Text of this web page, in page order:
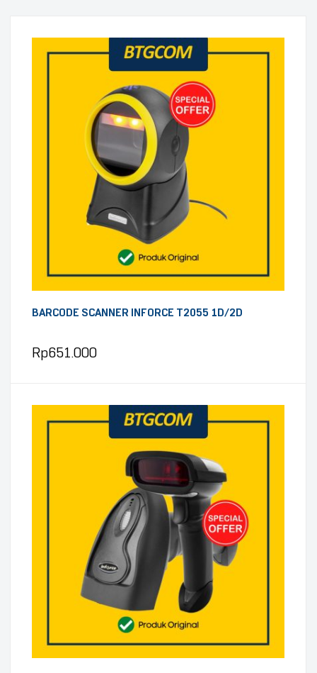
BARCODE SCANNER INFORCE T2055 1D/2D
Rp651.000